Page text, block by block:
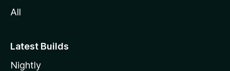
All
Latest Builds
Nightly